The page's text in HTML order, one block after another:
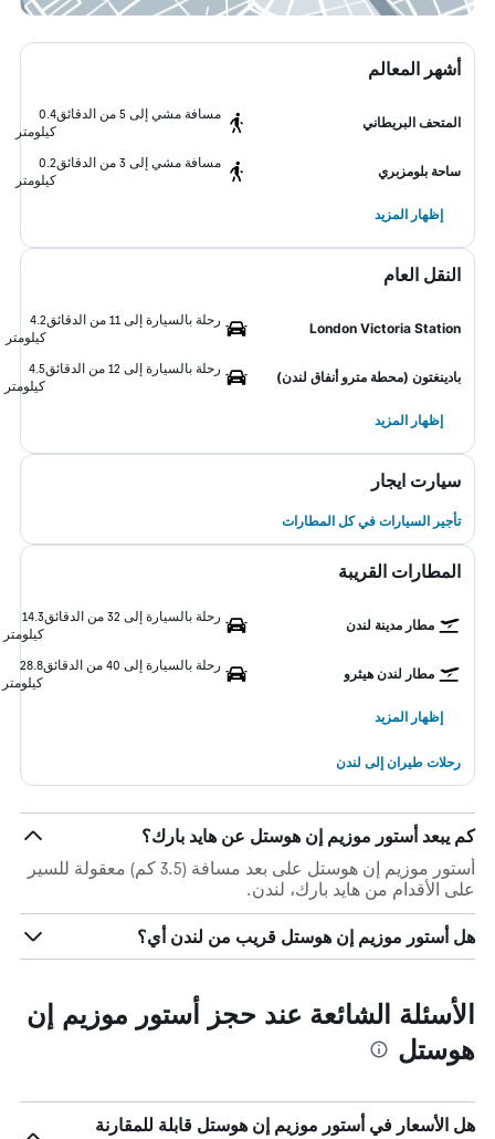
أشهر المعالم
المتحف البريطاني
مسافة مشي إلى 5 من الدقائق
0.4
كيلومتر
ساحة بلومزبري
مسافة مشي إلى 3 من الدقائق
0.2
كيلومتر
إظهار المزيد
النقل العام
London Victoria Station
رحلة بالسيارة إلى 11 من الدقائق
4.2
كيلومتر
بادينغتون (محطة مترو أنفاق لندن)
رحلة بالسيارة إلى 12 من الدقائق
4.5
كيلومتر
إظهار المزيد
سيارت ايجار
تأجير السيارات في كل المطارات
المطارات القريبة
مطار مدينة لندن
رحلة بالسيارة إلى 32 من الدقائق
14.3
كيلومتر
مطار لندن هيثرو
رحلة بالسيارة إلى 40 من الدقائق
28.8
كيلومتر
إظهار المزيد
رحلات طيران إلى لندن
كم يبعد أستور موزيم إن هوستل عن هايد بارك؟
أستور موزيم إن هوستل على بعد مسافة (3.5 كم) معقولة للسير
على الأقدام من هايد بارك، لندن.
هل أستور موزيم إن هوستل قريب من لندن أي؟
الأسئلة الشائعة عند حجز أستور موزيم إن
هوستل
هل الأسعار في أستور موزيم إن هوستل قابلة للمقارنة